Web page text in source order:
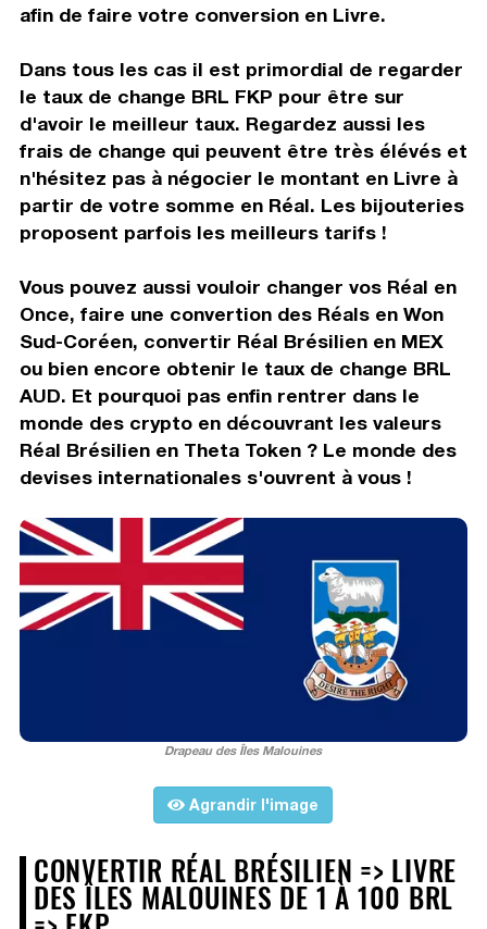
afin de faire votre conversion en Livre.
Dans tous les cas il est primordial de regarder
le taux de change BRL FKP pour être sur
d'avoir le meilleur taux. Regardez aussi les
frais de change qui peuvent être très élévés et
n'hésitez pas à négocier le montant en Livre à
partir de votre somme en Réal. Les bijouteries
proposent parfois les meilleurs tarifs !
Vous pouvez aussi vouloir changer vos Réal en
Once, faire une convertion des Réals en Won
Sud-Coréen, convertir Réal Brésilien en MEX
ou bien encore obtenir le taux de change BRL
AUD. Et pourquoi pas enfin rentrer dans le
monde des crypto en découvrant les valeurs
Réal Brésilien en Theta Token ? Le monde des
devises internationales s'ouvrent à vous !
Drapeau des Îles Malouines
Agrandir l'image
CONVERTIR RÉAL BRÉSILIEN => LIVRE
DES ÎLES MALOUINES DE 1 À 100 BRL